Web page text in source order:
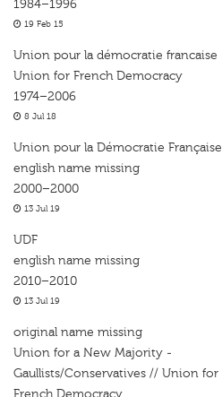
1984–1996
19 Feb 15
Union pour la démocratie francaise
Union for French Democracy
1974–2006
8 Jul 18
Union pour la Démocratie Française
english name missing
2000–2000
13 Jul 19
UDF
english name missing
2010–2010
13 Jul 19
original name missing
Union for a New Majority -
Gaullists/Conservatives // Union for
French Democracy